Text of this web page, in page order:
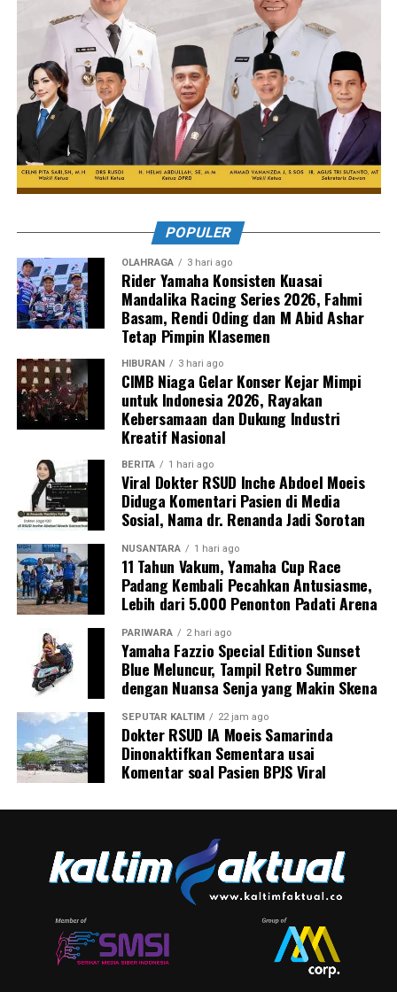
POPULER
OLAHRAGA 3 hari ago
Rider Yamaha Konsisten Kuasai
Mandalika Racing Series 2026, Fahmi
Basam, Rendi Oding dan M Abid Ashar
Tetap Pimpin Klasemen
HIBURAN 3 hari ago
CIMB Niaga Gelar Konser Kejar Mimpi
untuk Indonesia 2026, Rayakan
Kebersamaan dan Dukung Industri
Kreatif Nasional
BERITA 1 hari ago
Viral Dokter RSUD Inche Abdoel Moeis
Diduga Komentari Pasien di Media
Sosial, Nama dr. Renanda Jadi Sorotan
NUSANTARA 1 hari ago
11 Tahun Vakum, Yamaha Cup Race
Padang Kembali Pecahkan Antusiasme,
Lebih dari 5.000 Penonton Padati Arena
PARIWARA 2 hari ago
Yamaha Fazzio Special Edition Sunset
Blue Meluncur, Tampil Retro Summer
dengan Nuansa Senja yang Makin Skena
SEPUTAR KALTIM 22 jam ago
Dokter RSUD IA Moeis Samarinda
Dinonaktifkan Sementara usai
Komentar soal Pasien BPJS Viral